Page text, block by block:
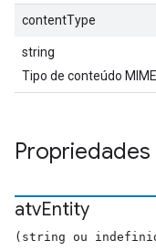
contentType
string
Tipo de conteúdo
Propriedades
atvEntity
(string ou